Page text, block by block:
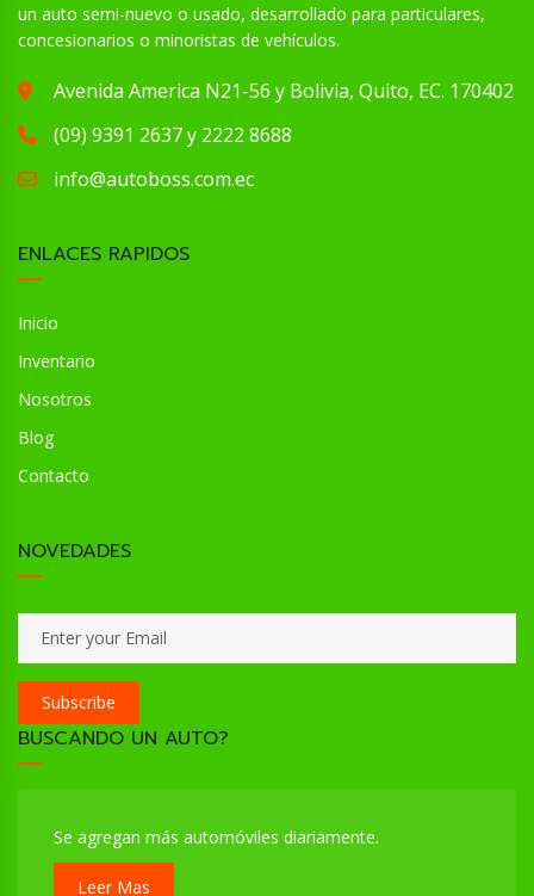
un auto semi-nuevo o usado, desarrollado para particulares,
concesionarios o minoristas de vehículos.
Avenida America N21-56 y Bolivia, Quito, EC. 170402
(09) 9391 2637 y 2222 8688
info@autoboss.com.ec
ENLACES RAPIDOS
Inicio
Inventario
Nosotros
Blog
Contacto
NOVEDADES
Subscribe
BUSCANDO UN AUTO?
Se agregan más automóviles diariamente.
Leer Mas